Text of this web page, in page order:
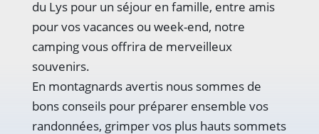
du Lys pour un séjour en famille, entre amis
pour vos vacances ou week-end, notre
camping vous offrira de merveilleux
souvenirs.
En montagnards avertis nous sommes de
bons conseils pour préparer ensemble vos
randonnées, grimper vos plus hauts sommets